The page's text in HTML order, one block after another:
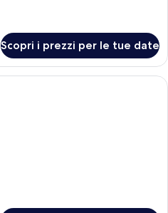
Scopri i prezzi per le tue date
Una camera da letto con un letto